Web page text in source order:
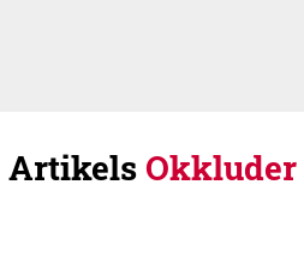
Artikels Okkluder